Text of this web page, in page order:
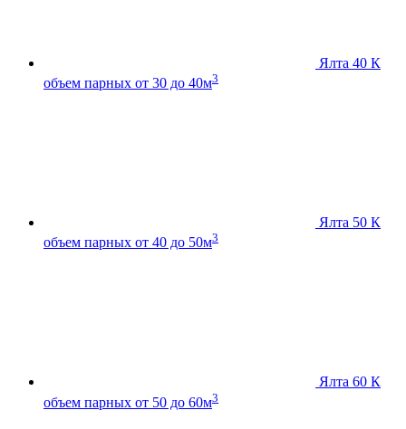
Ялта 40 К
объем парных от 30 до 40м3
Ялта 50 К
объем парных от 40 до 50м3
Ялта 60 К
объем парных от 50 до 60м3